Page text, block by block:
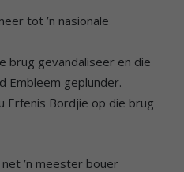
tot ’n nasionale
brug gevandaliseer en die
Embleem geplunder.
Erfenis Bordjie op die brug
’n meester bouer